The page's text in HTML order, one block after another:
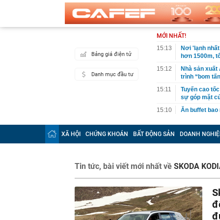
Bảng giá điện tử
Danh mục đầu tư
MỚI NHẤT!
15:13
Nơi 'lạnh
hơn 1500m,
15:12
Nhà sản
trình “bom
15:11
Tuyến cao
sự góp mặt
15:10
Ăn buffet bao
15:07
Thợ chuyên
nhà bạn:
15:00
Ngày càng
15:00
Chuối đừng
14:58
Châu Âu
14:58
Với 6G,
14:57
Bầu Đức chào
XÃ HỘI CHỨNG KHOÁN BẤT ĐỘNG SẢN DOANH
Tin tức, bài viết mới nhất về SKODA